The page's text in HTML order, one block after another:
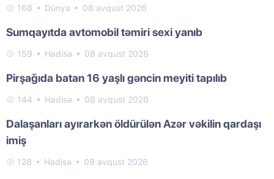
168 Dünya 08 avqust 2026
Sumqayıtda avtomobil təmiri sexi yanıb
159 Hadisə 08 avqust 2026
Pirşağıda batan 16 yaşlı gəncin meyiti tapılıb
144 Hadisə 08 avqust 2026
Dalaşanları ayırarkən öldürülən Azər vəkilin qardaşı
imiş
128 Hadisə 08 avqust 2026